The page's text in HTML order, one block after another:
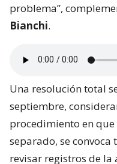
problema”,
Bianchi.
Una resolución total
septiembre,
procedimiento en
separado, se convoca
revisar registros de la